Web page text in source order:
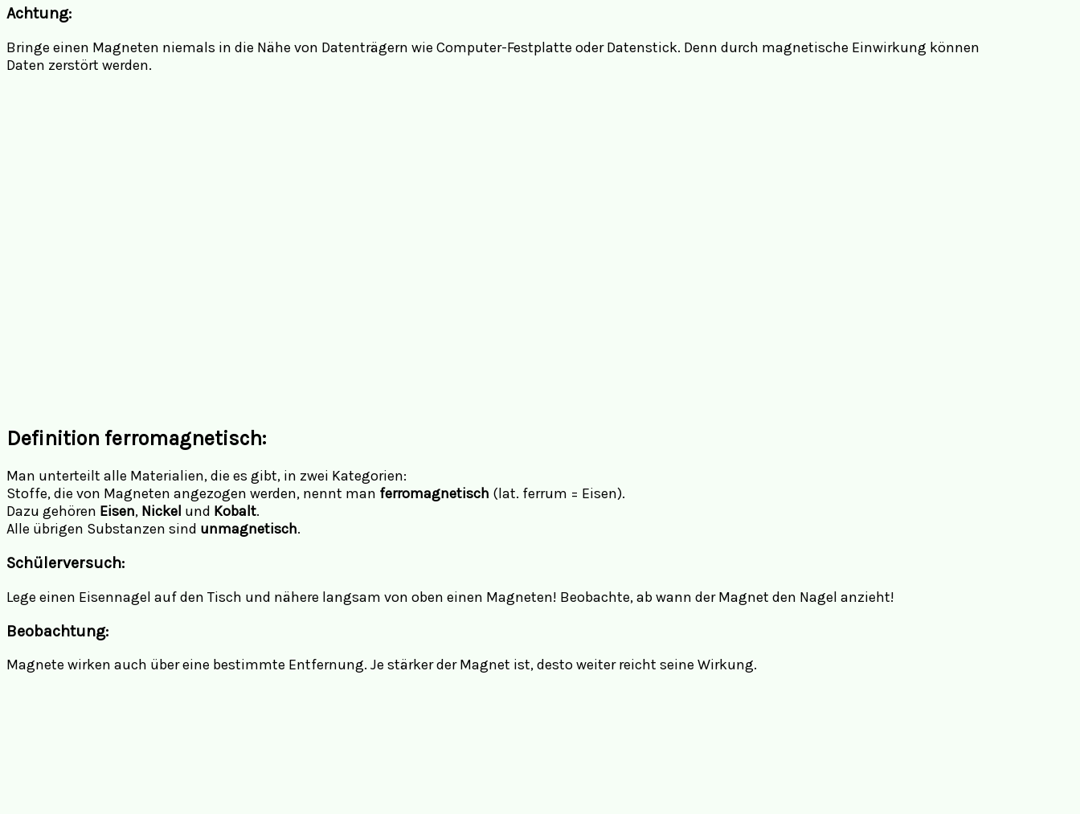
Achtung:
Bringe einen Magneten niemals in die Nähe von Datenträgern wie Computer-Festplatte oder Datenstick. Denn durch magnetische Einwirkung können
Daten zerstört werden.
Definition ferromagnetisch:
Man unterteilt alle Materialien, die es gibt, in zwei Kategorien:
Stoffe, die von Magneten angezogen werden, nennt man ferromagnetisch (lat. ferrum = Eisen).
Dazu gehören Eisen, Nickel und Kobalt.
Alle übrigen Substanzen sind unmagnetisch.
Schülerversuch:
Lege einen Eisennagel auf den Tisch und nähere langsam von oben einen Magneten! Beobachte, ab wann der Magnet den Nagel anzieht!
Beobachtung:
Magnete wirken auch über eine bestimmte Entfernung. Je stärker der Magnet ist, desto weiter reicht seine Wirkung.